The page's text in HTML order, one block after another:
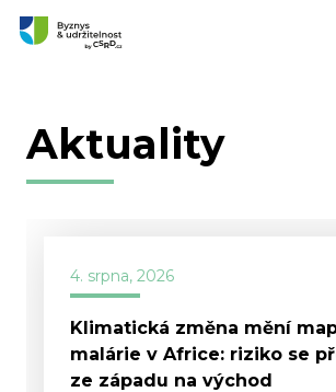
Aktuality
4. srpna, 2026
Klimatická změna mění
malárie v Africe: riziko se
ze západu na východ